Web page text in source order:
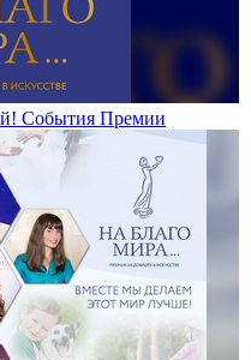
События Премии